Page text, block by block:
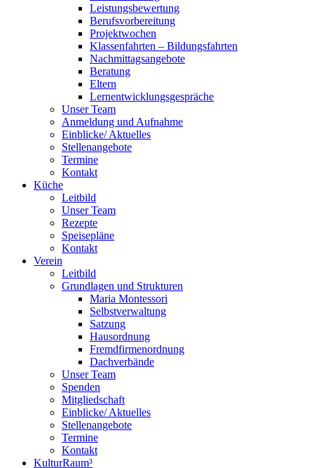
Leistungsbewertung
Berufsvorbereitung
Projektwochen
Klassenfahrten – Bildungsfahrten
Nachmittagsangebote
Beratung
Eltern
Lernentwicklungsgespräche
Unser Team
Anmeldung und Aufnahme
Einblicke/ Aktuelles
Stellenangebote
Termine
Kontakt
Küche
Leitbild
Unser Team
Rezepte
Speisepläne
Kontakt
Verein
Leitbild
Grundlagen und Strukturen
Maria Montessori
Selbstverwaltung
Satzung
Hausordnung
Fremdfirmenordnung
Dachverbände
Unser Team
Spenden
Mitgliedschaft
Einblicke/ Aktuelles
Stellenangebote
Termine
Kontakt
KulturRaum³